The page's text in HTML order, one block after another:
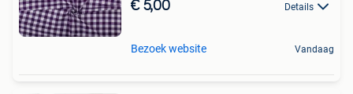
€ 5,00 Details
Bezoek website Vandaag